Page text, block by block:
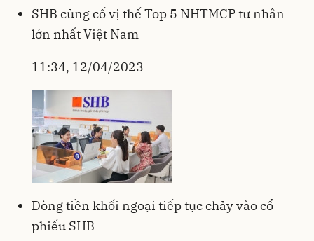
SHB củng cố vị thế Top 5 NHTMCP tư nhân
lớn nhất Việt Nam
11:34, 12/04/2023
Dòng tiền khối ngoại tiếp tục chảy vào cổ
phiếu SHB